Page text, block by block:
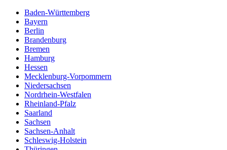
Baden-Württemberg
Bayern
Berlin
Brandenburg
Bremen
Hamburg
Hessen
Mecklenburg-Vorpommern
Niedersachsen
Nordrhein-Westfalen
Rheinland-Pfalz
Saarland
Sachsen
Sachsen-Anhalt
Schleswig-Holstein